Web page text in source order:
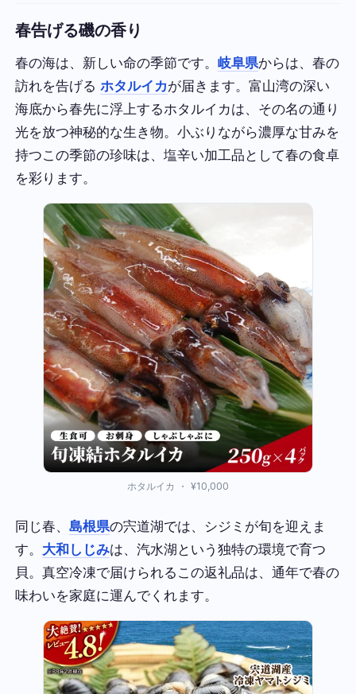
春告げる磯の香り
春の海は、新しい命の季節です。岐阜県からは、春の
訪れを告げるホタルイカが届きます。富山湾の深い
海底から春先に浮上するホタルイカは、その名の通り
光を放つ神秘的な生き物。小ぶりながら濃厚な甘みを
持つこの季節の珍味は、塩辛い加工品として春の食卓
を彩ります。
ホタルイカ ・ ¥10,000
同じ春、島根県の宍道湖では、シジミが旬を迎えま
す。 大和しじみは、汽水湖という独特の環境で育つ
貝。真空冷凍で届けられるこの返礼品は、通年で春の
味わいを家庭に運んでくれます。